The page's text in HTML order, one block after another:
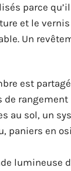
parce
et le
Un
est
au sol, un
paniers en